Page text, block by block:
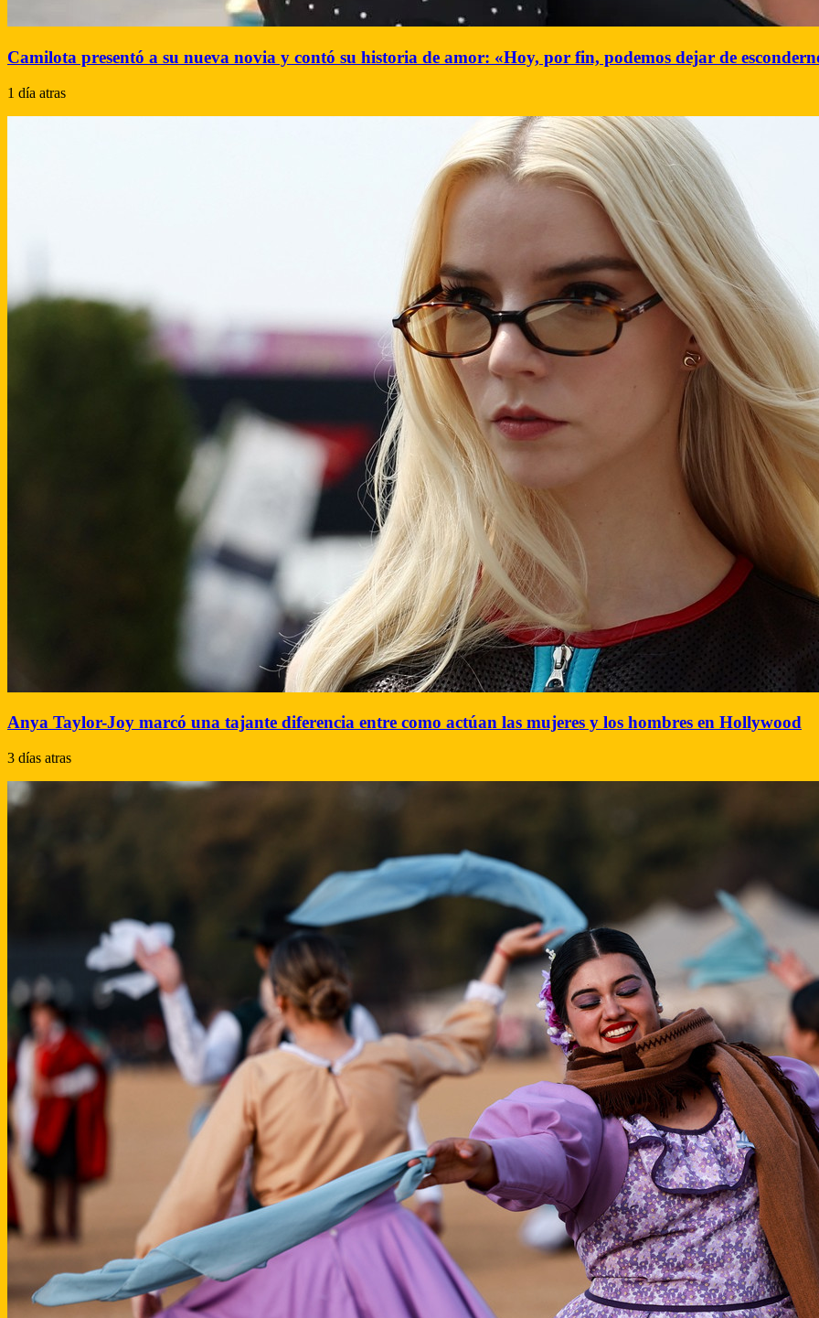
Camilota presentó a su nueva novia y contó su historia de amor: «Hoy, por fin, podemos dejar de
1 día atras
Anya Taylor-Joy marcó una tajante diferencia entre como actúan las mujeres y los hombres en Hollywood
3 días atras